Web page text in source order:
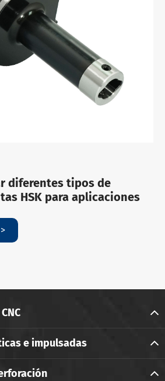
diferentes tipos de
HSK para aplicaciones
e impulsadas